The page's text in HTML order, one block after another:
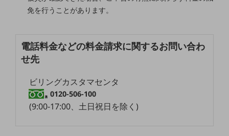
自動化・省電化
業種・業態で探すTOP
医療・介護
免を行うことがあります。
電話料金などの料金請求に関するお問い合わ
せ先
ビリングカスタマセンタ
0120-506-100
(9:00-17:00、土日祝日を除く)